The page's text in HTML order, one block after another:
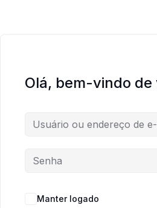
Olá, bem-vindo de
Manter logado